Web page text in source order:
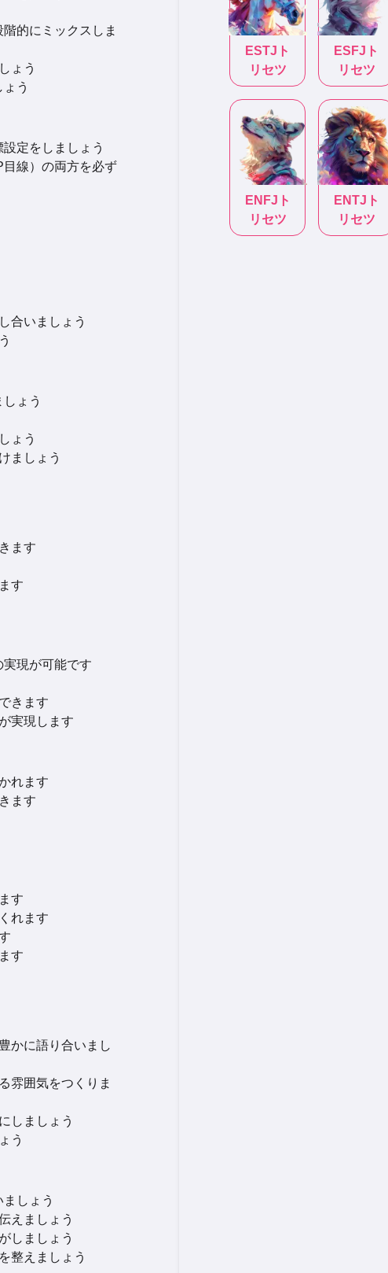
的にミックスしま
ょう
う
定をしましょう
線）の両方を必ず
合いましょう
ょう
ょう
ましょう
ます
す
現が可能です
きます
実現します
れます
ます
す
れます
す
かに語り合いまし
雰囲気をつくりま
しましょう
う
しょう
えましょう
しましょう
整えましょう
ESTJ ト
リセツ
ESFJ ト
リセツ
ENFJ ト
リセツ
ENTJ ト
リセツ